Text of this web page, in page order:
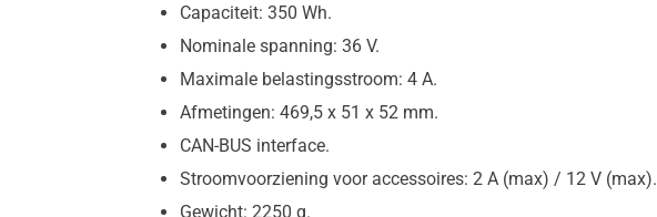
Capaciteit: 350 Wh.
Nominale spanning: 36 V.
Maximale belastingsstroom: 4 A.
Afmetingen: 469,5 x 51 x 52 mm.
CAN-BUS interface.
Stroomvoorziening voor accessoires: 2 A (max) / 12 V (max).
Gewicht: 2250 g.